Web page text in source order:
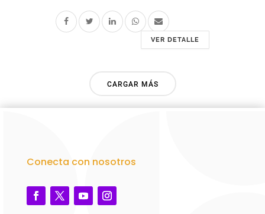
VER DETALLE
CARGAR MÁS
Conecta con nosotros